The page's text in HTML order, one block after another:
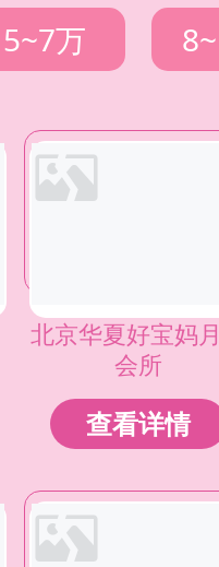
5~7万
北京华夏好宝妈
会所
查看详情